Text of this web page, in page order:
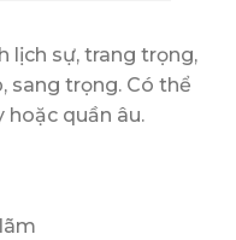
lịch sự, trang trọng,
sang trọng. Có thể
hoặc quần âu.